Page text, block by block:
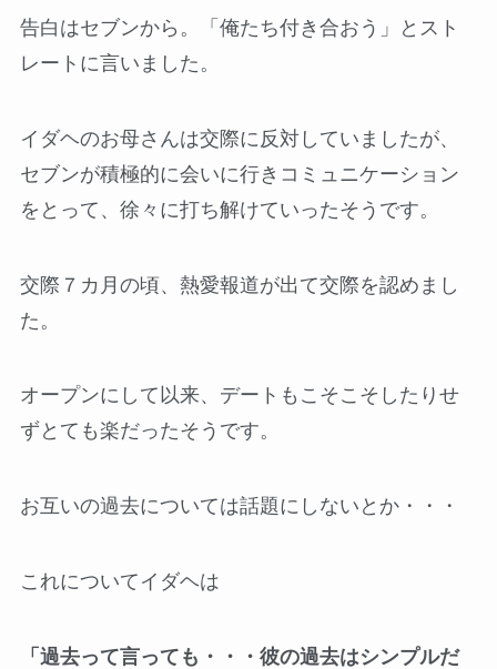
告白はセブンから。「俺たち付き合おう」とスト
レートに言いました。
イダヘのお母さんは交際に反対していましたが、
セブンが積極的に会いに行きコミュニケーション
をとって、徐々に打ち解けていったそうです。
交際７カ月の頃、熱愛報道が出て交際を認めまし
た。
オープンにして以来、デートもこそこそしたりせ
ずとても楽だったそうです。
お互いの過去については話題にしないとか・・・
これについてイダヘは
「過去って言っても・・・彼の過去はシンプルだ